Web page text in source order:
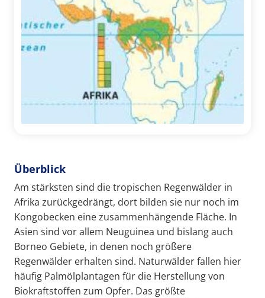
Überblick
Am stärksten sind die tropischen Regenwälder in
Afrika zurückgedrängt, dort bilden sie nur noch im
Kongobecken eine zusammenhängende Fläche. In
Asien sind vor allem Neuguinea und bislang auch
Borneo Gebiete, in denen noch größere
Regenwälder erhalten sind. Naturwälder fallen hier
häufig Palmölplantagen für die Herstellung von
Biokraftstoffen zum Opfer. Das größte